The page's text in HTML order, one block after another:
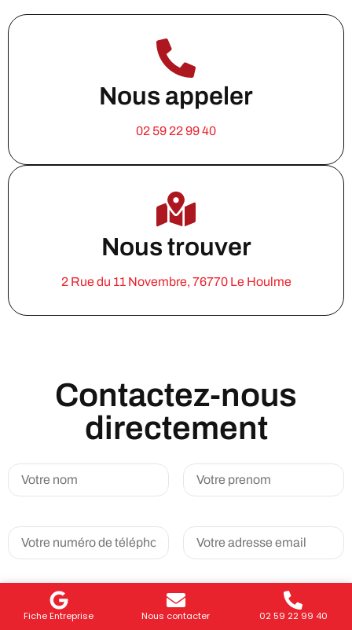
Fiche Entreprise Nous contacter 02 59 22 99 40
Nous appeler
02 59 22 99 40
Nous trouver
2 Rue du 11 Novembre, 76770 Le Houlme
Contactez-nous
directement